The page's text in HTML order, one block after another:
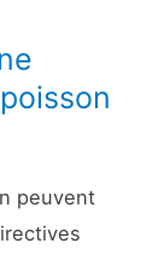
peuvent